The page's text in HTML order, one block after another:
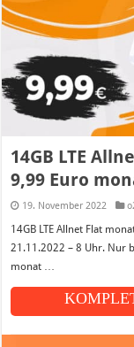
14GB LTE
9,99 Euro
19. November 2022
14GB LTE Allnet Flat
21.11.2022 – 8 Uhr. Nur
monat …